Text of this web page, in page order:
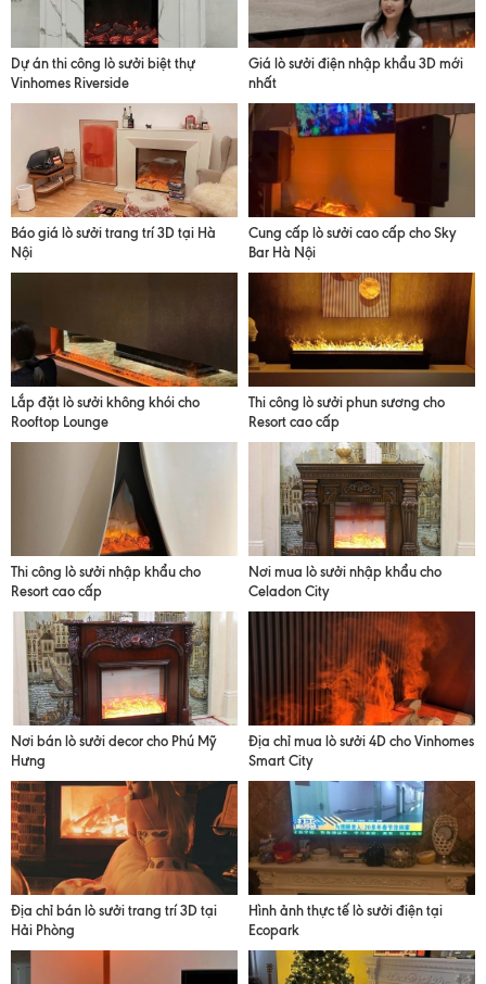
Dự án thi công lò sưởi biệt thự
Vinhomes Riverside
Giá lò sưởi điện nhập khẩu 3D mới
nhất
Báo giá lò sưởi trang trí 3D tại Hà
Nội
Cung cấp lò sưởi cao cấp cho Sky
Bar Hà Nội
Lắp đặt lò sưởi không khói cho
Rooftop Lounge
Thi công lò sưởi phun sương cho
Resort cao cấp
Thi công lò sưởi nhập khẩu cho
Resort cao cấp
Nơi mua lò sưởi nhập khẩu cho
Celadon City
Nơi bán lò sưởi decor cho Phú Mỹ
Hưng
Địa chỉ mua lò sưởi 4D cho Vinhomes
Smart City
Địa chỉ bán lò sưởi trang trí 3D tại
Hải Phòng
Hình ảnh thực tế lò sưởi điện tại
Ecopark